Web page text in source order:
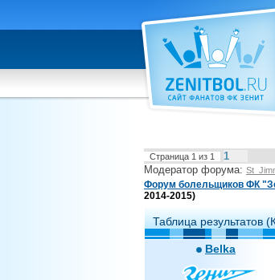
Страница 1 из 1 1
Модератор форума:
Форум болельщиков ФК
2014-2015)
Таблица результатов
Belka